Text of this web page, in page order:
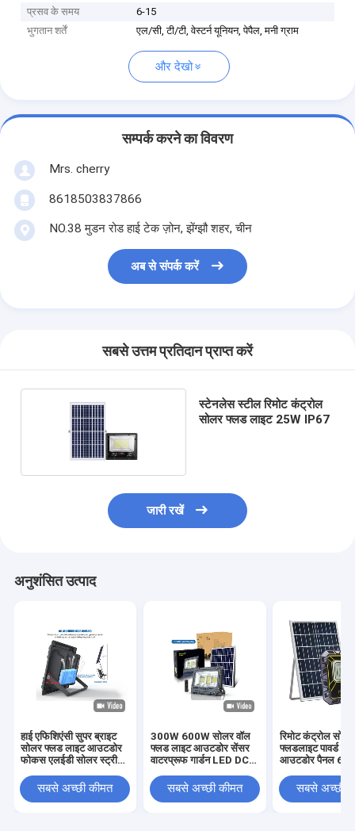
प्रसव के समय
6-15
भुगतान शर्तें
एल/सी, टी/टी, वेस्टर्न यूनियन, पेपैल, मनी ग्राम
और देखो
सम्पर्क करने का विवरण
Mrs. cherry
8618503837866
NO.38 मुडन रोड हाई टेक ज़ोन, झेंग्झौ शहर, चीन
अब से संपर्क करें
सबसे उत्तम प्रतिदान प्राप्त करें
स्टेनलेस स्टील रिमोट कंट्रोल
सोलर फ्लड लाइट 25W IP67
जारी रखें
अनुशंसित उत्पाद
हाई एफिशिएंसी सुपर ब्राइट
सोलर फ्लड लाइट आउटडोर
फोकस एलईडी सोलर स्ट्रीट
सबसे अच्छी कीमत
300W 600W सोलर वॉल
फ्लड लाइट आउटडोर सेंसर
वाटरप्रूफ गार्डन LED DC
सबसे अच्छी कीमत
रिमोट कंट्रोल सोलर
फ्लडलाइट पावर्ड वॉल
आउटडोर पैनल
सबसे अच्छी